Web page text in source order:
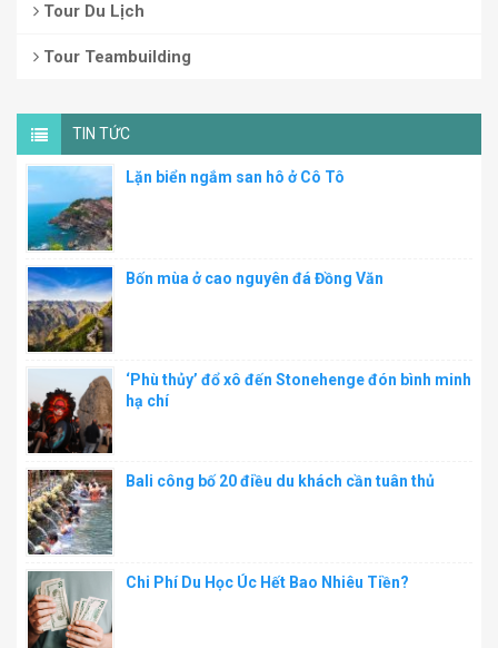
Tour Du Lịch
Tour Teambuilding
TIN TỨC
Lặn biển ngắm san hô ở Cô Tô
Bốn mùa ở cao nguyên đá Đồng Văn
‘Phù thủy’ đổ xô đến Stonehenge đón bình minh
hạ chí
Bali công bố 20 điều du khách cần tuân thủ
Chi Phí Du Học Úc Hết Bao Nhiêu Tiền?